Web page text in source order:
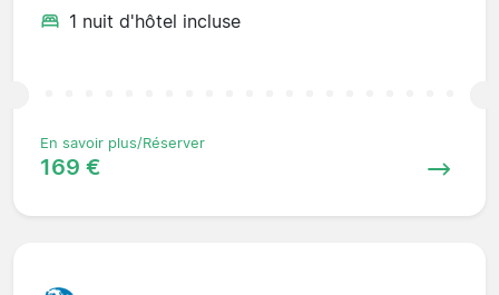
1 nuit d'hôtel incluse
En savoir plus/Réserver
169 €